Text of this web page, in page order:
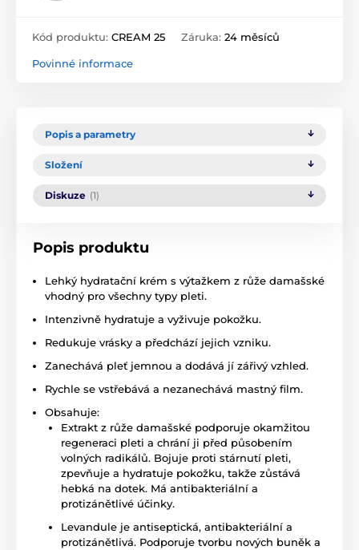
Kód produktu: CREAM 25 Záruka: 24 měsíců
Povinné informace
Popis a parametry
Složení
Diskuze (1)
Popis produktu
Lehký hydratační krém s výtažkem z růže damašské
vhodný pro všechny typy pleti.
Intenzivně hydratuje a vyživuje pokožku.
Redukuje vrásky a předchází jejich vzniku.
Zanechává pleť jemnou a dodává jí zářivý vzhled.
Rychle se vstřebává a nezanechává mastný film.
Obsahuje:
Extrakt z růže damašské podporuje okamžitou
regeneraci pleti a chrání ji před působením
volných radikálů. Bojuje proti stárnutí pleti,
zpevňuje a hydratuje pokožku, takže zůstává
hebká na dotek. Má antibakteriální a
protizánětlivé účinky.
Levandule je antiseptická, antibakteriální a
protizánětlivá. Podporuje tvorbu nových buněk a